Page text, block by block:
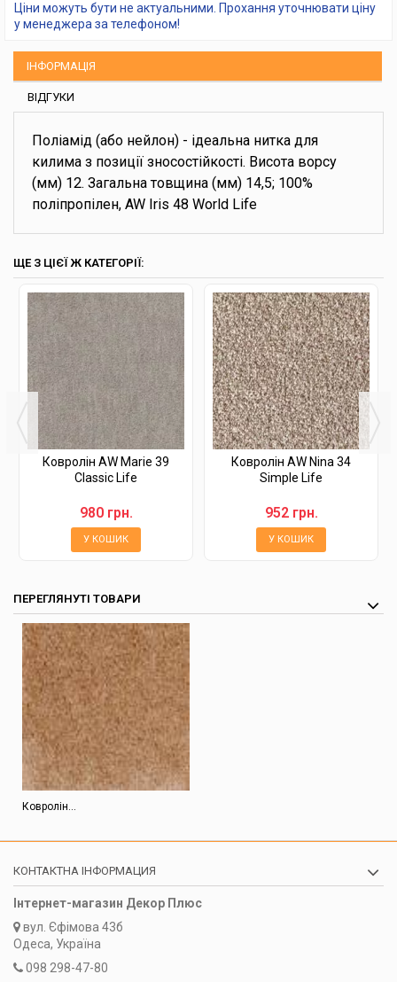
Ціни можуть бути не актуальними. Прохання уточнювати ціну
у менеджера за телефоном!
ІНФОРМАЦІЯ
ВІДГУКИ
Поліамід (або нейлон) - ідеальна нитка для
килима з позиції зносостійкості. Висота ворсу
(мм) 12. Загальна товщина (мм) 14,5; 100%
поліпропілен, AW Iris 48 World Life
ЩЕ З ЦІЄЇ Ж КАТЕГОРІЇ:
Ковролін AW Marie 39
Classic Life
980 грн.
У КОШИК
Ковролін AW Nina 34
Simple Life
952 грн.
У КОШИК
ПЕРЕГЛЯНУТІ ТОВАРИ
Ковролін...
КОНТАКТНА ІНФОРМАЦИЯ
Інтернет-магазин Декор Плюс
вул. Єфімова 43б
Одеса, Україна
098 298-47-80